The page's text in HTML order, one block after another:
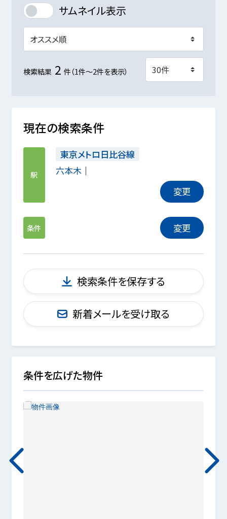
サムネイル表示
検索結果 2 件（1件～2件を表示）
現在の検索条件
駅
東京メトロ日比谷線
六本木
変更
条件 変更
検索条件を保存する
新着メールを受け取る
条件を広げた物件